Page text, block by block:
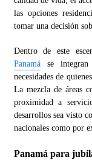
las opciones
tomar una decisión
Dentro de este
Panamáse integran
necesidades de
La mezcla de áreas
proximidad a
desarrollos sea visto
nacionales como por
Panamá para